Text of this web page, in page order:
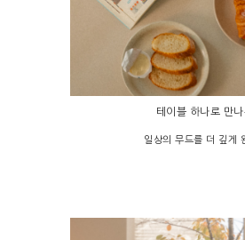
테이블 하나로 만
일상의 무드를 더 깊게